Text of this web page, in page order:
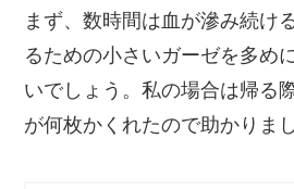
まず、数時間は血が滲み続け
るための小さいガーゼを多め
いでしょう。私の場合は帰る
が何枚かくれたので助かりまし